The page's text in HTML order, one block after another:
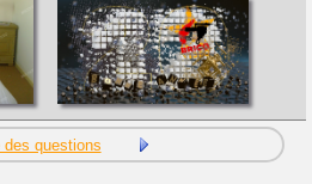
des questions